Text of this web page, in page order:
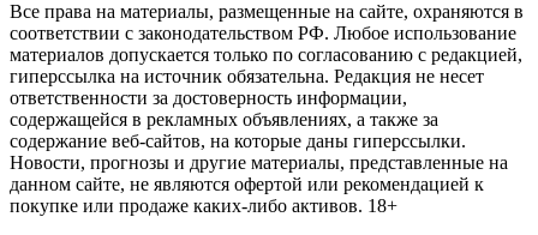
Все права на материалы, размещенные на сайте, охраняются в
соответствии с законодательством РФ. Любое использование
материалов допускается только по согласованию с редакцией,
гиперссылка на источник обязательна. Редакция не несет
ответственности за достоверность информации,
содержащейся в рекламных объявлениях, а также за
содержание веб-сайтов, на которые даны гиперссылки.
Новости, прогнозы и другие материалы, представленные на
данном сайте, не являются офертой или рекомендацией к
покупке или продаже каких-либо активов. 18+